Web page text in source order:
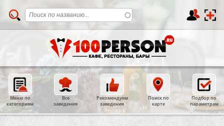
Меню по
категориям
Все
заведения
Рекомендуем
заведения
Поиск по
карте
Подбор по
параметрам